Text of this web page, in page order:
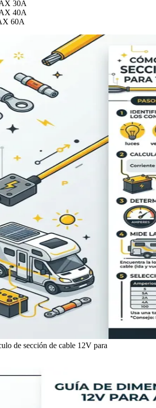
30A
40A
60A
de sección de cable 12V para